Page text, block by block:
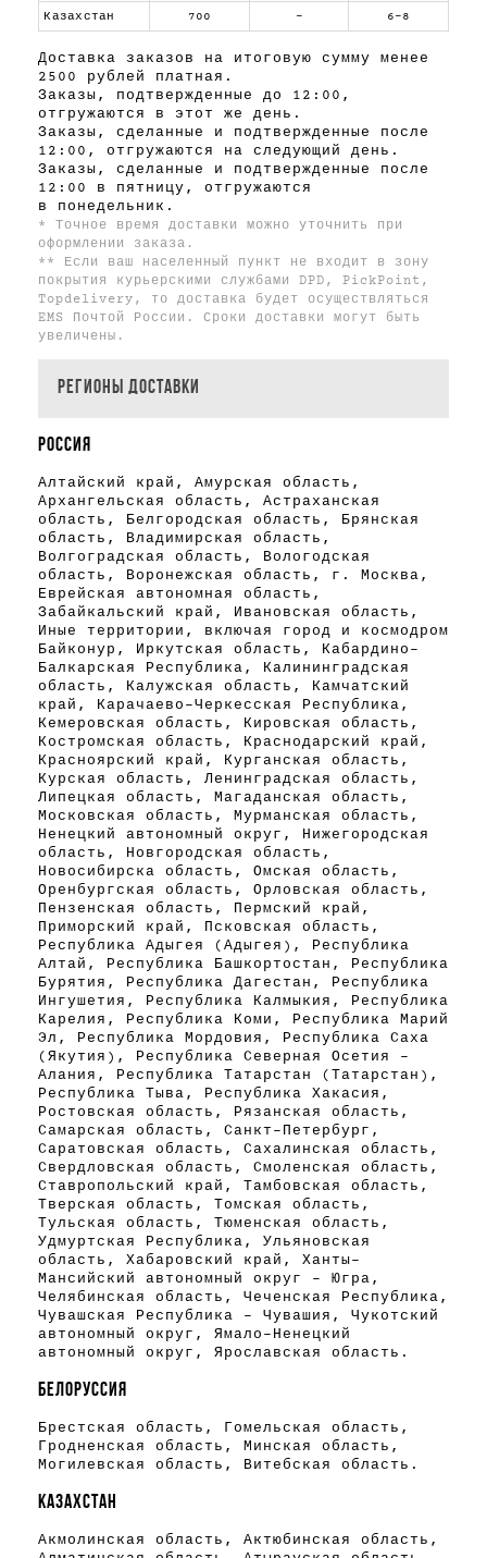
Казахстан 700 - 6-8
Доставка заказов на итоговую сумму менее
2500 рублей платная.
Заказы, подтвержденные до 12:00,
отгружаются в этот же день.
Заказы, сделанные и подтвержденные после
12:00, отгружаются на следующий день.
Заказы, сделанные и подтвержденные после
12:00 в пятницу, отгружаются
в понедельник.
* Точное время доставки можно уточнить при
оформлении заказа.
** Если ваш населенный пункт не входит в зону
покрытия курьерскими службами DPD, PickPoint,
Topdelivery, то доставка будет осуществляться
EMS Почтой России. Сроки доставки могут быть
увеличены.
РЕГИОНЫ ДОСТАВКИ
РОССИЯ
Алтайский край, Амурская область,
Архангельская область, Астраханская
область, Белгородская область, Брянская
область, Владимирская область,
Волгоградская область, Вологодская
область, Воронежская область, г. Москва,
Еврейская автономная область,
Забайкальский край, Ивановская область,
Иные территории, включая город и космодром
Байконур, Иркутская область, Кабардино-
Балкарская Республика, Калининградская
область, Калужская область, Камчатский
край, Карачаево-Черкесская Республика,
Кемеровская область, Кировская область,
Костромская область, Краснодарский край,
Красноярский край, Курганская область,
Курская область, Ленинградская область,
Липецкая область, Магаданская область,
Московская область, Мурманская область,
Ненецкий автономный округ, Нижегородская
область, Новгородская область,
Новосибирска область, Омская область,
Оренбургская область, Орловская область,
Пензенская область, Пермский край,
Приморский край, Псковская область,
Республика Адыгея (Адыгея), Республика
Алтай, Республика Башкортостан, Республика
Бурятия, Республика Дагестан, Республика
Ингушетия, Республика Калмыкия, Республика
Карелия, Республика Коми, Республика Марий
Эл, Республика Мордовия, Республика Саха
(Якутия), Республика Северная Осетия -
Алания, Республика Татарстан (Татарстан),
Республика Тыва, Республика Хакасия,
Ростовская область, Рязанская область,
Самарская область, Санкт-Петербург,
Саратовская область, Сахалинская область,
Свердловская область, Смоленская область,
Ставропольский край, Тамбовская область,
Тверская область, Томская область,
Тульская область, Тюменская область,
Удмуртская Республика, Ульяновская
область, Хабаровский край, Ханты-
Мансийский автономный округ - Югра,
Челябинская область, Чеченская Республика,
Чувашская Республика - Чувашия, Чукотский
автономный округ, Ямало-Ненецкий
автономный округ, Ярославская область.
БЕЛОРУССИЯ
Брестская область, Гомельская область,
Гродненская область, Минская область,
Могилевская область, Витебская область.
КАЗАХСТАН
Акмолинская область, Актюбинская область,